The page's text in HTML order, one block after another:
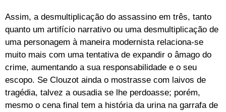
Assim, a desmultiplicação do assassino em três, tanto
quanto um artifício narrativo ou uma desmultiplicação de
uma personagem à maneira modernista relaciona-se
muito mais com uma tentativa de expandir o âmago do
crime, aumentando a sua responsabilidade e o seu
escopo. Se Clouzot ainda o mostrasse com laivos de
tragédia, talvez a ousadia se lhe perdoasse; porém,
mesmo o cena final tem a história da urina na garrafa de